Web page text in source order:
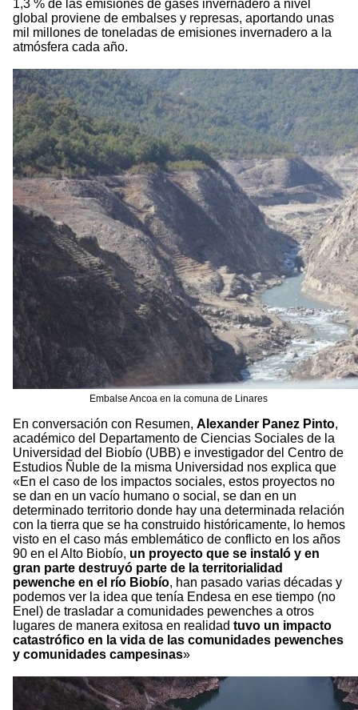
1,3 % de las emisiones de gases invernadero a nivel
global proviene de embalses y represas, aportando unas
mil millones de toneladas de emisiones invernadero a la
atmósfera cada año.
Embalse Ancoa en la comuna de Linares
En conversación con Resumen, Alexander Panez Pinto,
académico del Departamento de Ciencias Sociales de la
Universidad del Biobío (UBB) e investigador del Centro de
Estudios Ñuble de la misma Universidad nos explica que
«En el caso de los impactos sociales, estos proyectos no
se dan en un vacío humano o social, se dan en un
determinado territorio donde hay una determinada relación
con la tierra que se ha construido históricamente, lo hemos
visto en el caso más emblemático de conflicto en los años
90 en el Alto Biobío, un proyecto que se instaló y en
gran parte destruyó parte de la territorialidad
pewenche en el río Biobío, han pasado varias décadas y
podemos ver la idea que tenía Endesa en ese tiempo (no
Enel) de trasladar a comunidades pewenches a otros
lugares de manera exitosa en realidad tuvo un impacto
catastrófico en la vida de las comunidades pewenches
y comunidades campesinas»